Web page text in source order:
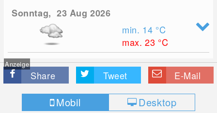
Sonntag, 23 Aug 2026
min. 14 °C
max. 23 °C
Anzeige
Share Tweet E-Mail
Mobil Desktop